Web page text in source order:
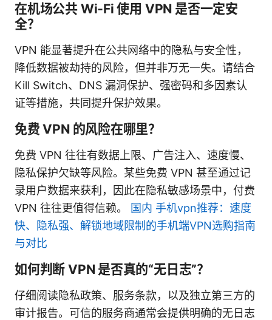
在机场公共 Wi‑Fi 使用 VPN 是否一定安
全？
VPN 能显著提升在公共网络中的隐私与安全性，
降低数据被劫持的风险，但并非万无一失。请结合
Kill Switch、DNS 漏洞保护、强密码和多因素认
证等措施，共同提升保护效果。
免费 VPN 的风险在哪里？
免费 VPN 往往有数据上限、广告注入、速度慢、
隐私保护欠缺等风险。某些免费 VPN 甚至通过记
录用户数据来获利，因此在隐私敏感场景中，付费
VPN 往往更值得信赖。
国内 手机vpn推荐：速度
快、隐私强、解锁地域限制的手机端VPN选购指南
与对比
如何判断 VPN 是否真的“无日志”？
仔细阅读隐私政策、服务条款，以及独立第三方的
审计报告。可信的服务商通常会提供明确的无日志